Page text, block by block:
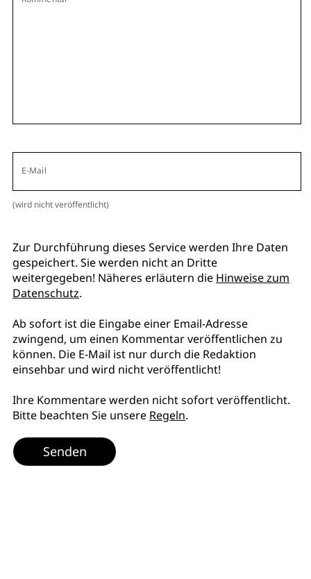
E-Mail
(wird nicht veröffentlicht)
Zur Durchführung dieses Service werden Ihre Daten
gespeichert. Sie werden nicht an Dritte
weitergegeben! Näheres erläutern die Hinweise zum
Datenschutz.
Ab sofort ist die Eingabe einer Email-Adresse
zwingend, um einen Kommentar veröffentlichen zu
können. Die E-Mail ist nur durch die Redaktion
einsehbar und wird nicht veröffentlicht!
Ihre Kommentare werden nicht sofort veröffentlicht.
Bitte beachten Sie unsere Regeln.
Senden